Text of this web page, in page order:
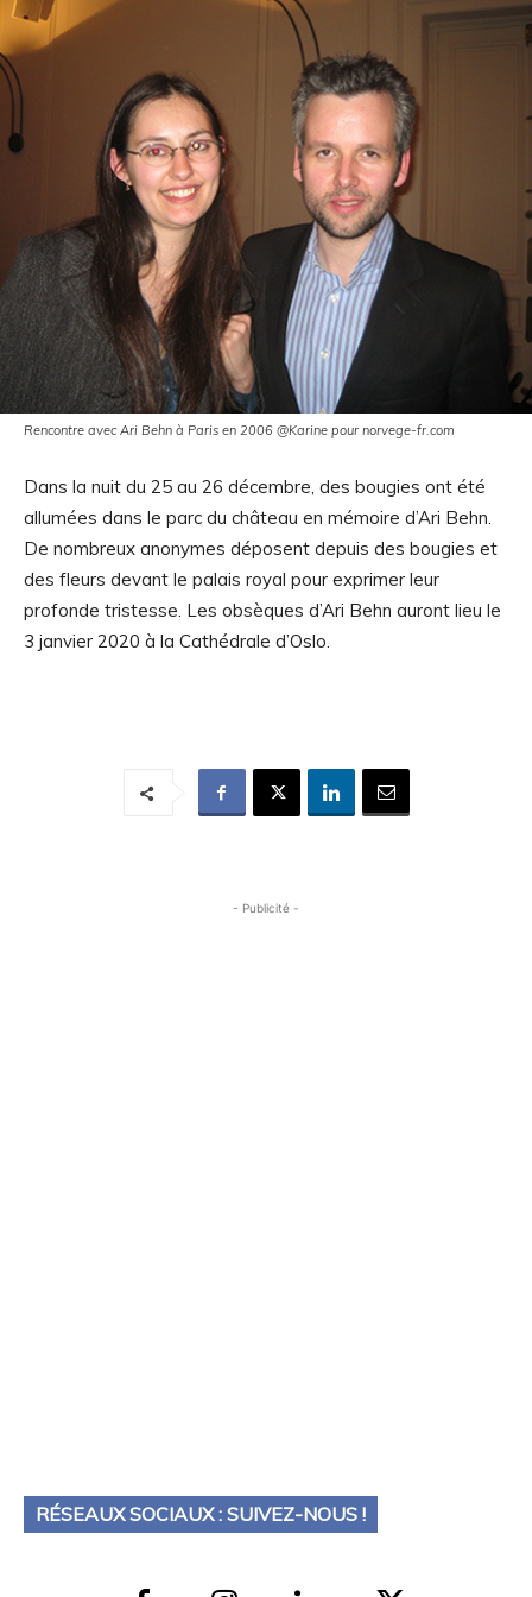
Rencontre avec Ari Behn à Paris en 2006 @Karine pour norvege-fr.com
Dans la nuit du 25 au 26 décembre, des bougies ont été
allumées dans le parc du château en mémoire d’Ari Behn.
De nombreux anonymes déposent depuis des bougies et
des fleurs devant le palais royal pour exprimer leur
profonde tristesse. Les obsèques d’Ari Behn auront lieu le
3 janvier 2020 à la Cathédrale d’Oslo.
- Publicité -
RÉSEAUX SOCIAUX : SUIVEZ-NOUS !